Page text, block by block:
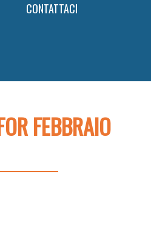
CONTATTACI
FEBBRAIO